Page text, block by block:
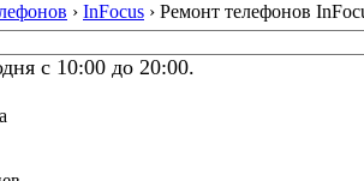
› InFocus › Ремонт телефонов
с 10:00 до 20:00.